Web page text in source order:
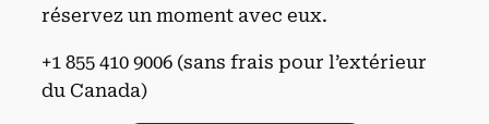
réservez un moment avec eux.
+1 855 410 9006 (sans frais pour l’extérieur
du Canada)